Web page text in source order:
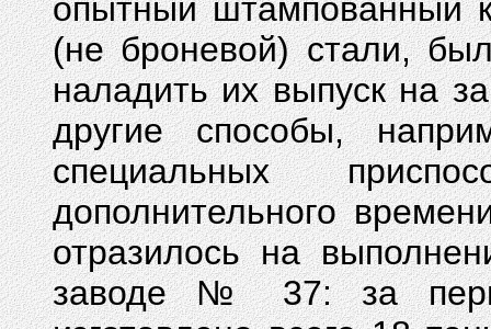
опытный штампованный
(не броневой) стали,
наладить их выпуск на
другие способы,
специальных
дополнительного
отразилось на
заводе № 37: за